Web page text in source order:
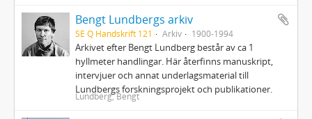
Bengt Lundbergs arkiv
SE Q Handskrift 121 Arkiv 1900-1994
Arkivet efter Bengt Lundberg består av ca 1
hyllmeter handlingar. Här återfinns manuskript,
intervjuer och annat underlagsmaterial till
Lundbergs forskningsprojekt och publikationer.
Lundberg, Bengt